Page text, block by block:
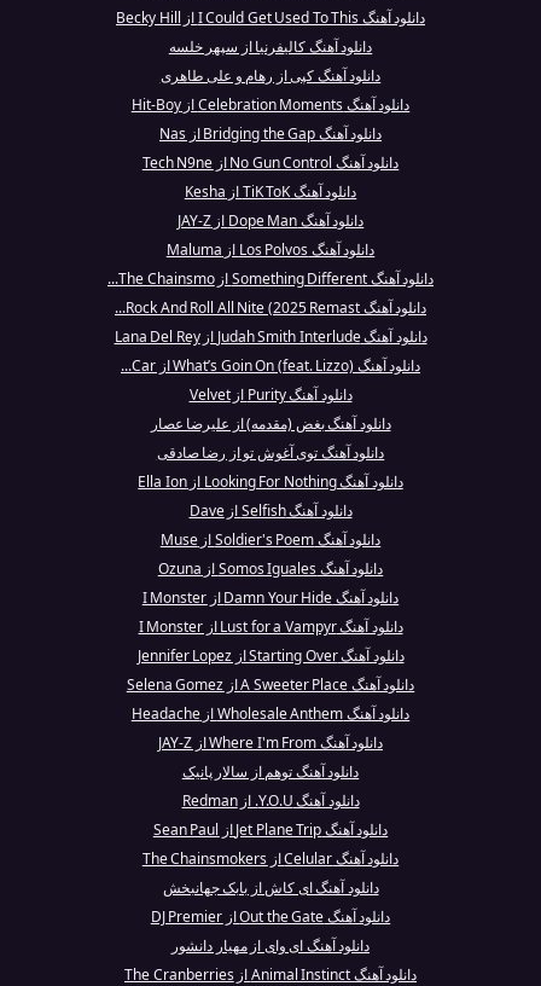
دانلود آهنگ I Could Get Used To This از Becky Hill
دانلود آهنگ کالیفرنیا از سپهر خلسه
دانلود آهنگ کپی از رهام و علی طاهری
دانلود آهنگ Celebration Moments از Hit-Boy
دانلود آهنگ Bridging the Gap از Nas
دانلود آهنگ No Gun Control از Tech N9ne
دانلود آهنگ TiK ToK از Kesha
دانلود آهنگ Dope Man از JAY-Z
دانلود آهنگ Los Polvos از Maluma
دانلود آهنگ Something Different از The Chainsmo...
دانلود آهنگ Rock And Roll All Nite (2025 Remast...
دانلود آهنگ Judah Smith Interlude از Lana Del Rey
دانلود آهنگ What’s Goin On (feat. Lizzo) از Car...
دانلود آهنگ Purity از Velvet
دانلود آهنگ بغض (مقدمه) از علیرضا عصار
دانلود آهنگ توی آغوش تو از رضا صادقی
دانلود آهنگ Looking For Nothing از Ella Ion
دانلود آهنگ Selfish از Dave
دانلود آهنگ Soldier's Poem از Muse
دانلود آهنگ Somos Iguales از Ozuna
دانلود آهنگ Damn Your Hide از I Monster
دانلود آهنگ Lust for a Vampyr از I Monster
دانلود آهنگ Starting Over از Jennifer Lopez
دانلود آهنگ A Sweeter Place از Selena Gomez
دانلود آهنگ Wholesale Anthem از Headache
دانلود آهنگ Where I'm From از JAY-Z
دانلود آهنگ توهم از سالار پانیک
دانلود آهنگ Y.O.U. از Redman
دانلود آهنگ Jet Plane Trip از Sean Paul
دانلود آهنگ Celular از The Chainsmokers
دانلود آهنگ ای کاش از بابک جهانبخش
دانلود آهنگ Out the Gate از DJ Premier
دانلود آهنگ ای وای از مهیار دانشور
دانلود آهنگ Animal Instinct از The Cranberries